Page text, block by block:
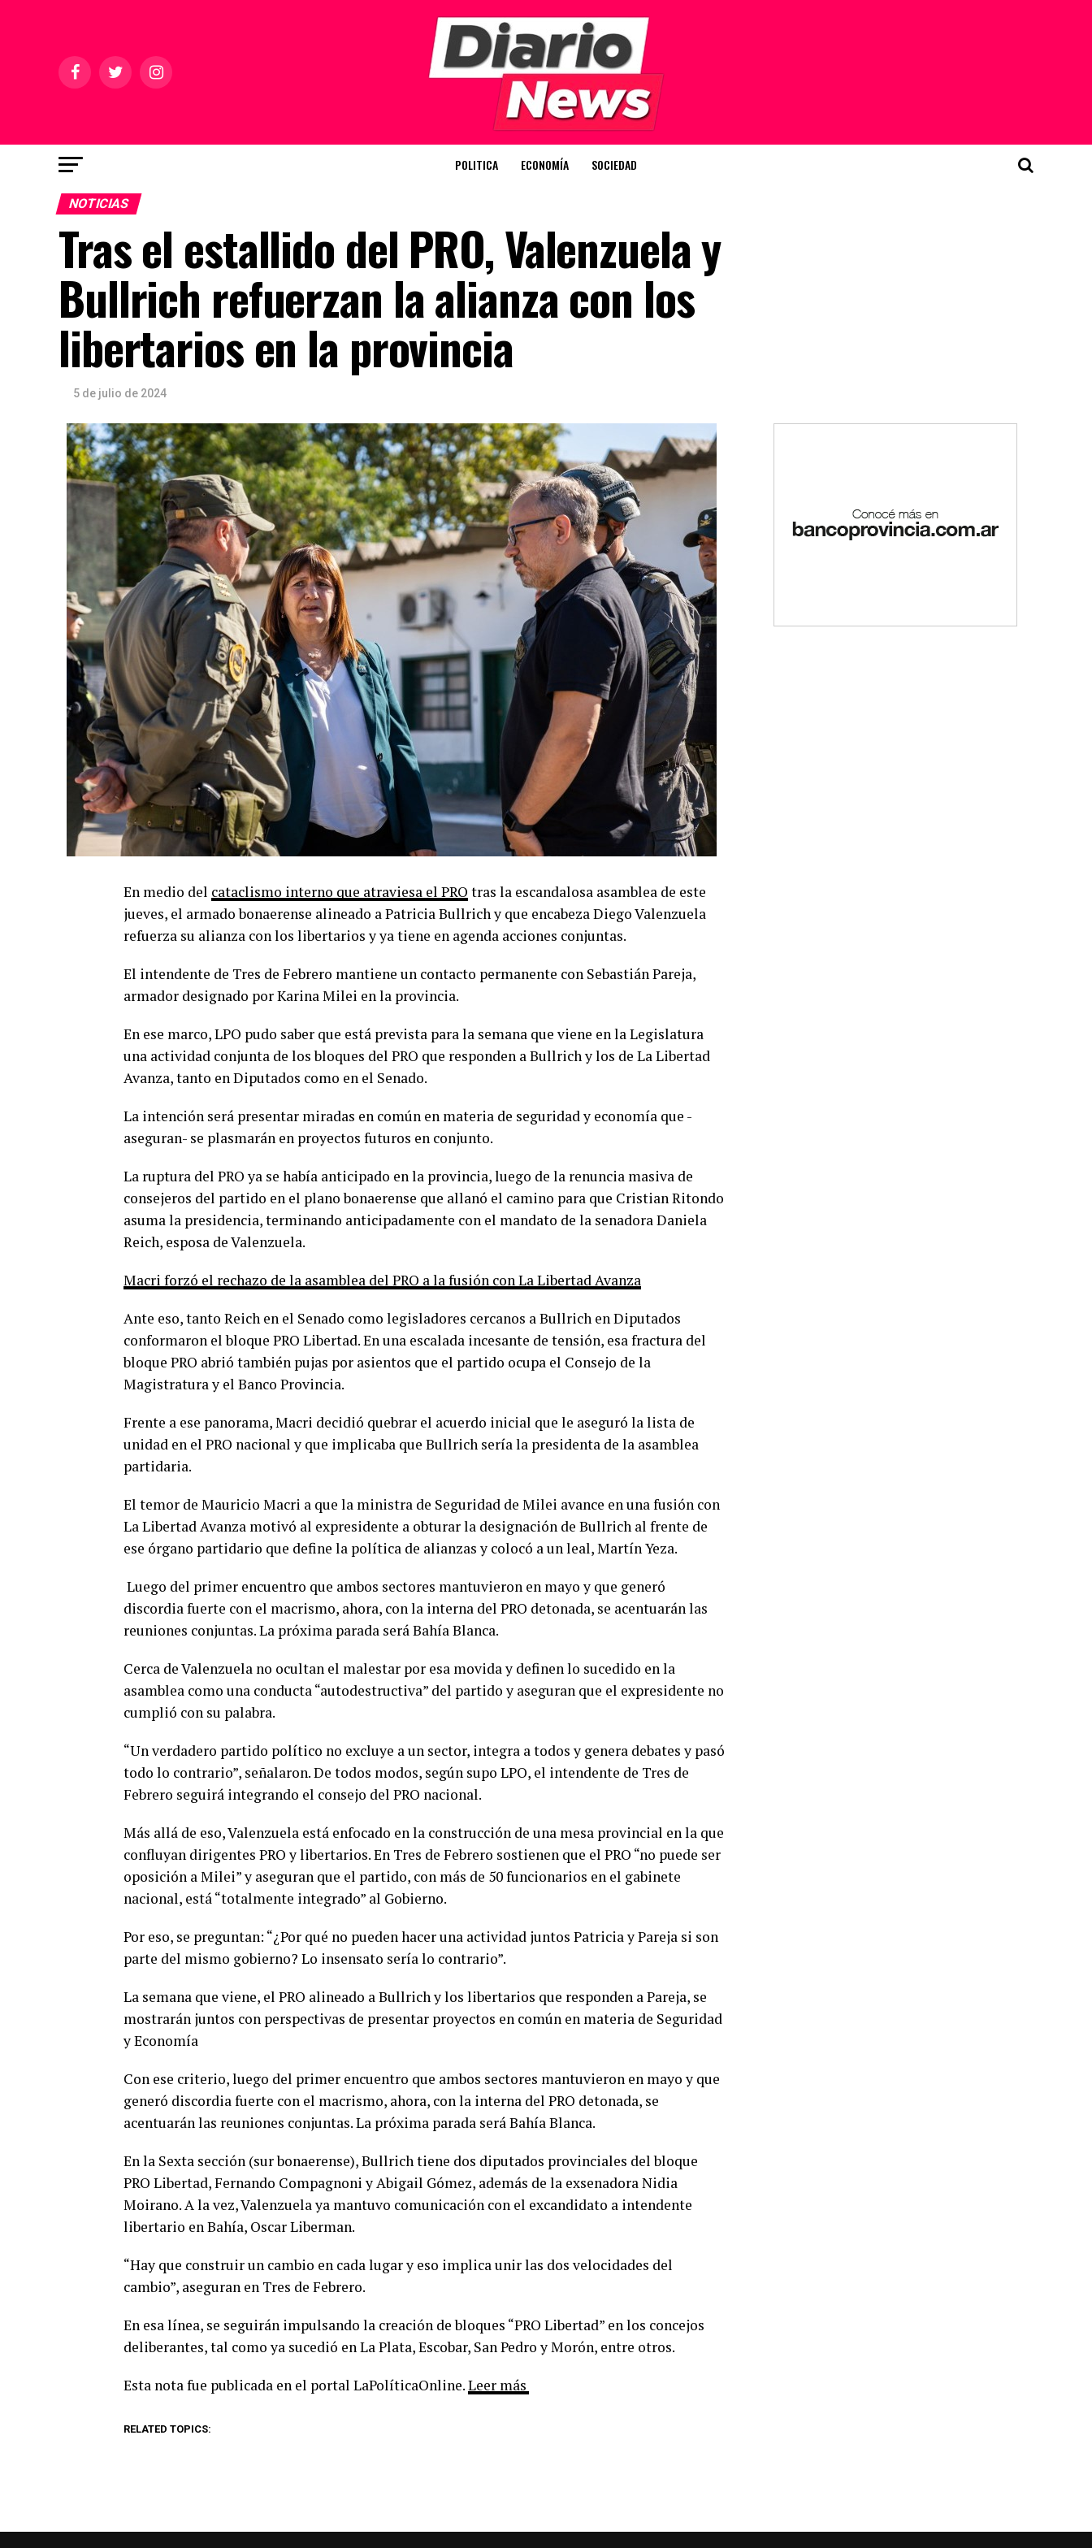
POLITICA ECONOMÍA SOCIEDAD
NOTICIAS
Tras el estallido del PRO, Valenzuela y
Bullrich refuerzan la alianza con los
libertarios en la provincia
5 de julio de 2024
En medio del cataclismo interno que atraviesa el PRO tras la escandalosa asamblea de este
jueves, el armado bonaerense alineado a Patricia Bullrich y que encabeza Diego Valenzuela
refuerza su alianza con los libertarios y ya tiene en agenda acciones conjuntas.
El intendente de Tres de Febrero mantiene un contacto permanente con Sebastián Pareja,
armador designado por Karina Milei en la provincia.
En ese marco, LPO pudo saber que está prevista para la semana que viene en la Legislatura
una actividad conjunta de los bloques del PRO que responden a Bullrich y los de La Libertad
Avanza, tanto en Diputados como en el Senado.
La intención será presentar miradas en común en materia de seguridad y economía que -
aseguran- se plasmarán en proyectos futuros en conjunto.
La ruptura del PRO ya se había anticipado en la provincia, luego de la renuncia masiva de
consejeros del partido en el plano bonaerense que allanó el camino para que Cristian Ritondo
asuma la presidencia, terminando anticipadamente con el mandato de la senadora Daniela
Reich, esposa de Valenzuela.
Macri forzó el rechazo de la asamblea del PRO a la fusión con La Libertad Avanza
Ante eso, tanto Reich en el Senado como legisladores cercanos a Bullrich en Diputados
conformaron el bloque PRO Libertad. En una escalada incesante de tensión, esa fractura del
bloque PRO abrió también pujas por asientos que el partido ocupa el Consejo de la
Magistratura y el Banco Provincia.
Frente a ese panorama, Macri decidió quebrar el acuerdo inicial que le aseguró la lista de
unidad en el PRO nacional y que implicaba que Bullrich sería la presidenta de la asamblea
partidaria.
El temor de Mauricio Macri a que la ministra de Seguridad de Milei avance en una fusión con
La Libertad Avanza motivó al expresidente a obturar la designación de Bullrich al frente de
ese órgano partidario que define la política de alianzas y colocó a un leal, Martín Yeza.
Luego del primer encuentro que ambos sectores mantuvieron en mayo y que generó
discordia fuerte con el macrismo, ahora, con la interna del PRO detonada, se acentuarán las
reuniones conjuntas. La próxima parada será Bahía Blanca.
Cerca de Valenzuela no ocultan el malestar por esa movida y definen lo sucedido en la
asamblea como una conducta “autodestructiva” del partido y aseguran que el expresidente no
cumplió con su palabra.
“Un verdadero partido político no excluye a un sector, integra a todos y genera debates y pasó
todo lo contrario”, señalaron. De todos modos, según supo LPO, el intendente de Tres de
Febrero seguirá integrando el consejo del PRO nacional.
Más allá de eso, Valenzuela está enfocado en la construcción de una mesa provincial en la que
confluyan dirigentes PRO y libertarios. En Tres de Febrero sostienen que el PRO “no puede ser
oposición a Milei” y aseguran que el partido, con más de 50 funcionarios en el gabinete
nacional, está “totalmente integrado” al Gobierno.
Por eso, se preguntan: “¿Por qué no pueden hacer una actividad juntos Patricia y Pareja si son
parte del mismo gobierno? Lo insensato sería lo contrario”.
La semana que viene, el PRO alineado a Bullrich y los libertarios que responden a Pareja, se
mostrarán juntos con perspectivas de presentar proyectos en común en materia de Seguridad
y Economía
Con ese criterio, luego del primer encuentro que ambos sectores mantuvieron en mayo y que
generó discordia fuerte con el macrismo, ahora, con la interna del PRO detonada, se
acentuarán las reuniones conjuntas. La próxima parada será Bahía Blanca.
En la Sexta sección (sur bonaerense), Bullrich tiene dos diputados provinciales del bloque
PRO Libertad, Fernando Compagnoni y Abigail Gómez, además de la exsenadora Nidia
Moirano. A la vez, Valenzuela ya mantuvo comunicación con el excandidato a intendente
libertario en Bahía, Oscar Liberman.
“Hay que construir un cambio en cada lugar y eso implica unir las dos velocidades del
cambio”, aseguran en Tres de Febrero.
En esa línea, se seguirán impulsando la creación de bloques “PRO Libertad” en los concejos
deliberantes, tal como ya sucedió en La Plata, Escobar, San Pedro y Morón, entre otros.
Esta nota fue publicada en el portal LaPolíticaOnline.Leer más
RELATED TOPICS: